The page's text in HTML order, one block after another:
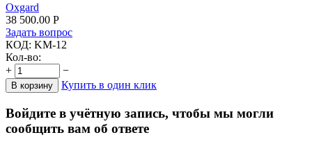
Oxgard
38 500.00 Р
Задать вопрос
КОД: KM-12
Кол-во:
+
−
В корзину Купить в один клик
Войдите в учётную запись, чтобы мы могли
сообщить вам об ответе